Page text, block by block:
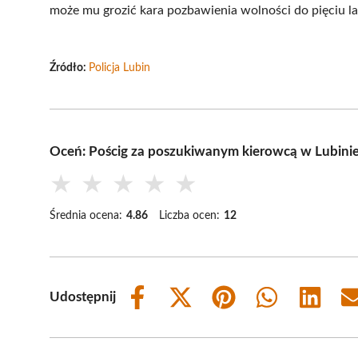
może mu grozić kara pozbawienia wolności do pięciu
Źródło: Policja Lubin
Oceń: Pościg za poszukiwanym kierowcą w
★ ★ ★ ★ ★
Średnia ocena: 4.86 Liczba ocen: 12
Udostępnij
Share
Share
(Twitter)
Share
Share
Share